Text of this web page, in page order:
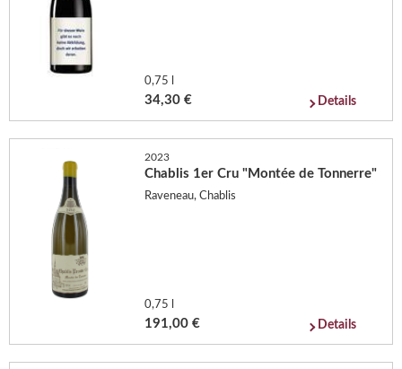
0,75 l
34,30 € Details
2023
Chablis 1er Cru "Montée de Tonnerre"
Raveneau, Chablis
0,75 l
191,00 € Details